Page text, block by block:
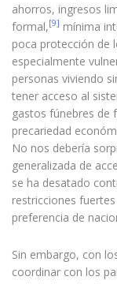
ahorros, ingresos
formal,[9] mínima
poca protección de
especialmente
personas viviendo
tener acceso al
gastos fúnebres de
precariedad
No nos debería
generalizada de
se ha desatado
restricciones
preferencia de
Sin embargo, con
coordinar con los